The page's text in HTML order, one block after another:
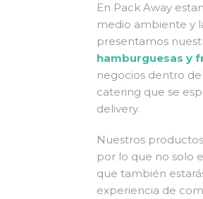
En Pack Away
medio ambiente y
presentamos
hamburguesas y
negocios dentro
catering que se
delivery.
Nuestros
por lo que no solo
que también
experiencia de